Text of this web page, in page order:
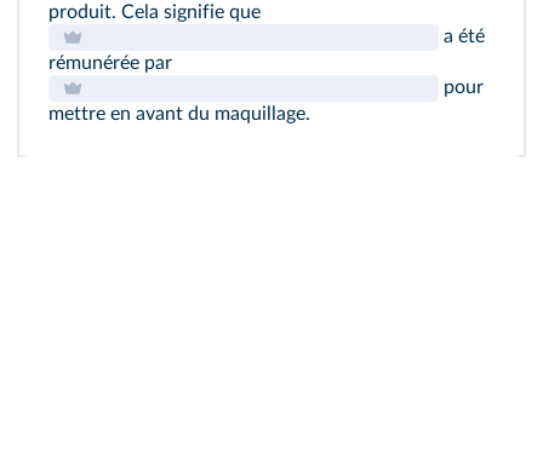
produit. Cela signifie que
a été
rémunérée par
pour
mettre en avant du maquillage.